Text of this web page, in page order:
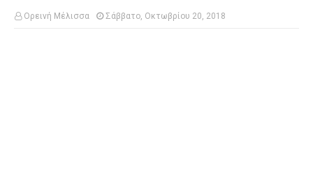
Ορεινή Μέλισσα Σάββατο, Οκτωβρίου 20, 2018